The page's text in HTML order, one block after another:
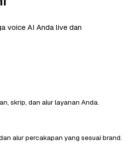
voice AI Anda live dan
skrip, dan alur layanan Anda.
alur percakapan yang sesuai brand.